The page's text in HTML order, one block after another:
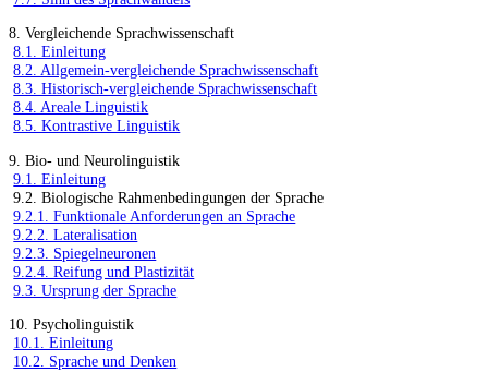
8. Vergleichende Sprachwissenschaft
8.1. Einleitung
8.2. Allgemein-vergleichende Sprachwissenschaft
8.3. Historisch-vergleichende Sprachwissenschaft
8.4. Areale Linguistik
8.5. Kontrastive Linguistik
9. Bio- und Neurolinguistik
9.1. Einleitung
9.2. Biologische Rahmenbedingungen der Sprache
9.2.1. Funktionale Anforderungen an Sprache
9.2.2. Lateralisation
9.2.3. Spiegelneuronen
9.2.4. Reifung und Plastizität
9.3. Ursprung der Sprache
10. Psycholinguistik
10.1. Einleitung
10.2. Sprache und Denken